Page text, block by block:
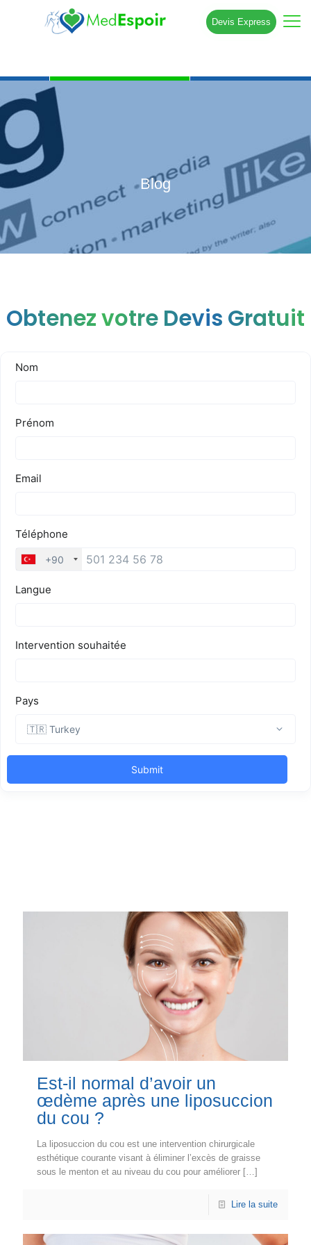
Devis Express
Blog
Obtenez votre Devis Gratuit
Est-il normal d’avoir un
œdème après une liposuccion
du cou ?
La liposuccion du cou est une intervention chirurgicale
esthétique courante visant à éliminer l’excès de graisse
sous le menton et au niveau du cou pour améliorer […]
Lire la suite